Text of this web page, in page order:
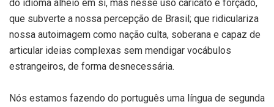
do idioma alheio em si, mas nesse uso caricato e forçado,
que subverte a nossa percepção de Brasil; que ridiculariza
nossa autoimagem como nação culta, soberana e capaz de
articular ideias complexas sem mendigar vocábulos
estrangeiros, de forma desnecessária.
Nós estamos fazendo do português uma língua de segunda